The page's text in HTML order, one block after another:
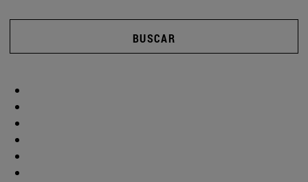
BUSCAR